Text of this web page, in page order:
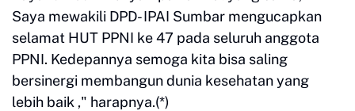
Saya mewakili DPD- IPAI Sumbar mengucapkan
selamat HUT PPNI ke 47 pada seluruh anggota
PPNI. Kedepannya semoga kita bisa saling
bersinergi membangun dunia kesehatan yang
lebih baik ," harapnya.(*)